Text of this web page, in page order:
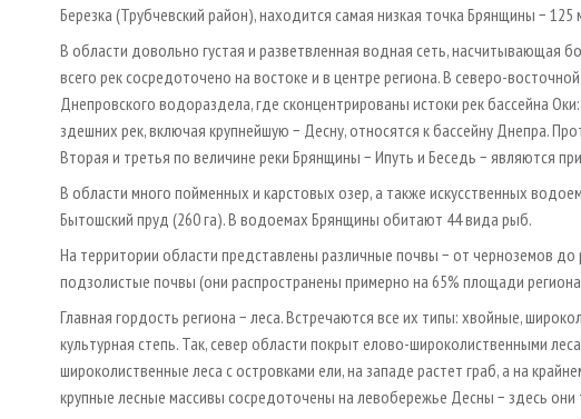
Березка (Трубчевский район), находится самая низкая точка Брянщины −
В области довольно густая и разветвленная водная сеть, насчитывающая
всего рек сосредоточено на востоке и в центре региона. В северо-
Днепровского водораздела, где сконцентрированы истоки рек бассейна
здешних рек, включая крупнейшую − Десну, относятся к бассейну Днепра.
Вторая и третья по величине реки Брянщины − Ипуть и Беседь − являются
В области много пойменных и карстовых озер, а также искусственных
Бытошский пруд (260 га). В водоемах Брянщины обитают 44 вида рыб.
На территории области представлены различные почвы − от черноземов
подзолистые почвы (они распространены примерно на 65% площади
Главная гордость региона − леса. Встречаются все их типы: хвойные,
культурная степь. Так, север области покрыт елово-широколиственными
широколиственные леса с островками ели, на западе растет граб, а на
крупные лесные массивы сосредоточены на левобережье Десны − здесь